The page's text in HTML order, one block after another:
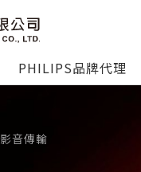
PHILIPS品牌代理
影音傳輸